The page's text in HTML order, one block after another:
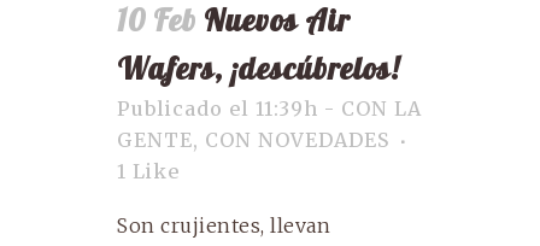
10 Feb Nuevos Air
Wafers, ¡descúbrelos!
Publicado el 11:39h - CON LA
GENTE, CON NOVEDADES
1 Like
Son crujientes, llevan